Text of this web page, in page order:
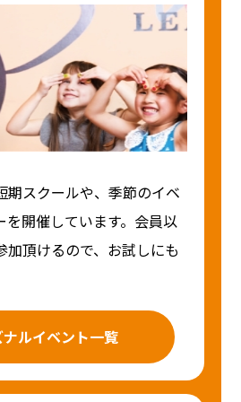
期スクールや、季節のイベ
を開催しています。会員以
加頂けるので、お試しにも
ナルイベント一覧